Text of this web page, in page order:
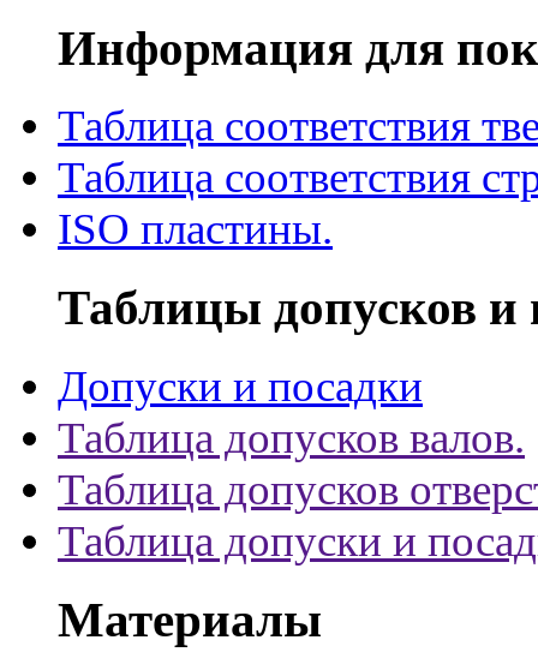
Информация для
Таблица соответствия
Таблица соответствия
ISO пластины.
Таблицы допусков и
Допуски и посадки
Таблица допусков валов.
Таблица допусков
Таблица допуски и
Материалы